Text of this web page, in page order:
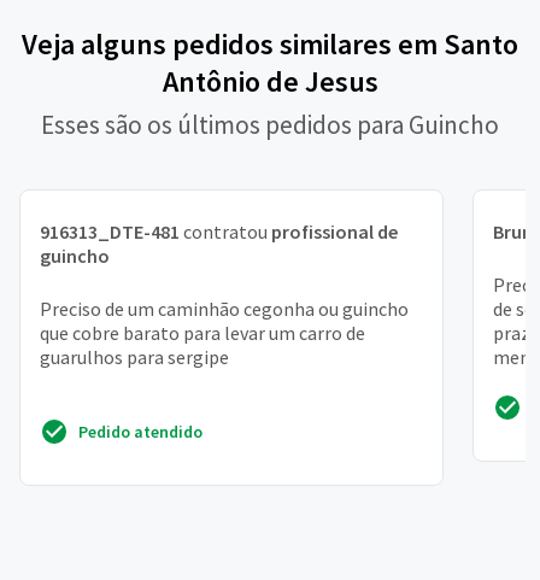
Veja alguns pedidos similares em Santo
Antônio de Jesus
Esses são os últimos pedidos para Guincho
916313_DTE-481 contratou profissional de
guincho
Preciso de um caminhão cegonha ou guincho
que cobre barato para levar um carro de
guarulhos para sergipe
Pedido atendido
de